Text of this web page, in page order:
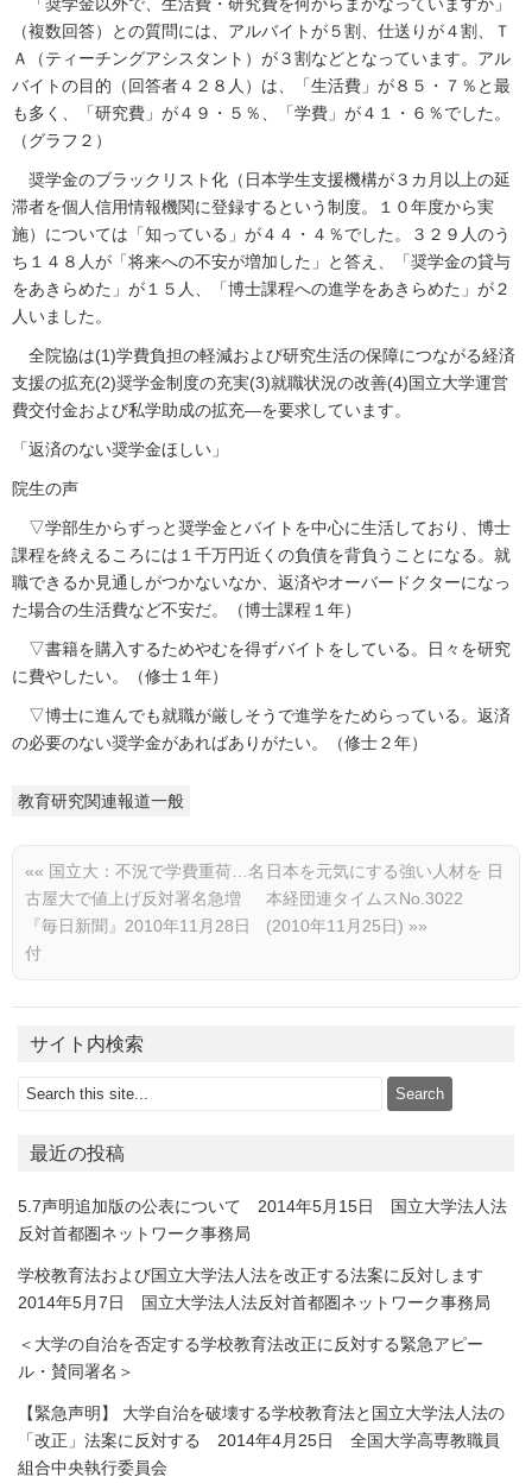
（複数回答）との質問には、アルバイトが５割、仕送りが４割、Ｔ
Ａ（ティーチングアシスタント）が３割などとなっています。アル
バイトの目的（回答者４２８人）は、「生活費」が８５・７％と最
も多く、「研究費」が４９・５％、「学費」が４１・６％でした。
（グラフ２）
奨学金のブラックリスト化（日本学生支援機構が３カ月以上の延
滞者を個人信用情報機関に登録するという制度。１０年度から実
施）については「知っている」が４４・４％でした。３２９人のう
ち１４８人が「将来への不安が増加した」と答え、「奨学金の貸与
をあきらめた」が１５人、「博士課程への進学をあきらめた」が２
人いました。
全院協は(1)学費負担の軽減および研究生活の保障につながる経済
支援の拡充(2)奨学金制度の充実(3)就職状況の改善(4)国立大学運営
費交付金および私学助成の拡充―を要求しています。
「返済のない奨学金ほしい」
院生の声
▽学部生からずっと奨学金とバイトを中心に生活しており、博士
課程を終えるころには１千万円近くの負債を背負うことになる。就
職できるか見通しがつかないなか、返済やオーバードクターになっ
た場合の生活費など不安だ。（博士課程１年）
▽書籍を購入するためやむを得ずバイトをしている。日々を研究
に費やしたい。（修士１年）
▽博士に進んでも就職が厳しそうで進学をためらっている。返済
の必要のない奨学金があればありがたい。（修士２年）
教育研究関連報道一般
«« 国立大：不況で学費重荷…名
古屋大で値上げ反対署名急増
『毎日新聞』2010年11月28日
付
日本を元気にする強い人材を 日
本経団連タイムスNo.3022
(2010年11月25日) »»
サイト内検索
最近の投稿
5.7声明追加版の公表について 2014年5月15日 国立大学法人法
反対首都圏ネットワーク事務局
学校教育法および国立大学法人法を改正する法案に反対します
2014年5月7日 国立大学法人法反対首都圏ネットワーク事務局
＜大学の自治を否定する学校教育法改正に反対する緊急アピー
ル・賛同署名＞
【緊急声明】 大学自治を破壊する学校教育法と国立大学法人法の
「改正」法案に反対する 2014年4月25日 全国大学高専教職員
組合中央執行委員会